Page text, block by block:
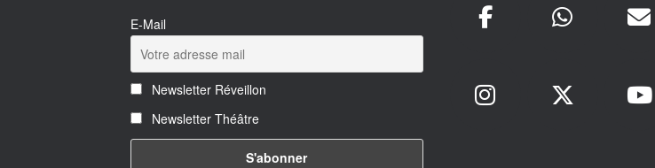
E-Mail
Newsletter Réveillon
Newsletter Théâtre